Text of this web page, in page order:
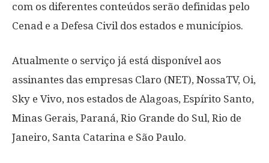
com os diferentes conteúdos serão definidas pelo
Cenad e a Defesa Civil dos estados e municípios.
Atualmente o serviço já está disponível aos
assinantes das empresas Claro (NET), NossaTV, Oi,
Sky e Vivo, nos estados de Alagoas, Espírito Santo,
Minas Gerais, Paraná, Rio Grande do Sul, Rio de
Janeiro, Santa Catarina e São Paulo.